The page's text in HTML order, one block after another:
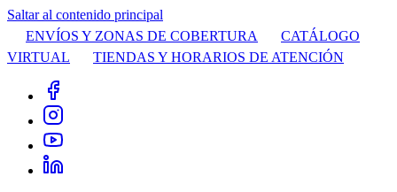
Saltar al contenido principal
ENVÍOS Y ZONAS DE COBERTURA
CATÁLOGO
VIRTUAL
TIENDAS Y HORARIOS DE ATENCIÓN